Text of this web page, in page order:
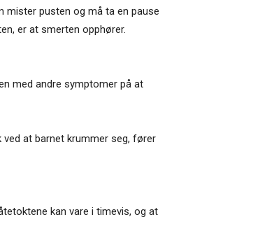
mister pusten og må ta en pause
er at smerten opphører.
med andre symptomer på at
at barnet krummer seg, fører
kan vare i timevis, og at